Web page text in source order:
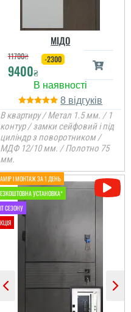
МІДО
11700₴
9400₴
-2300
8
В квартиру / Метал 1.5 мм. / 1
контур / замки сейфовий і під
циліндр з поворотником /
МДФ 12/10 мм. / Полотно 75
мм.